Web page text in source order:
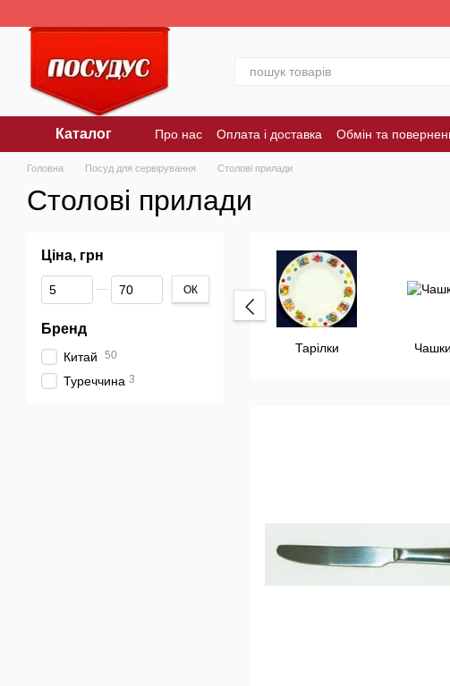
Каталог Про нас Оплата і доставка Обмін та
Головна Посуд для сервірування Столові прилади
Столові прилади
Тарілки Чашки
Ціна, грн
Від Ціна, грн
До Ціна, грн ОК
Бренд
Китай 50
Туреччина 3